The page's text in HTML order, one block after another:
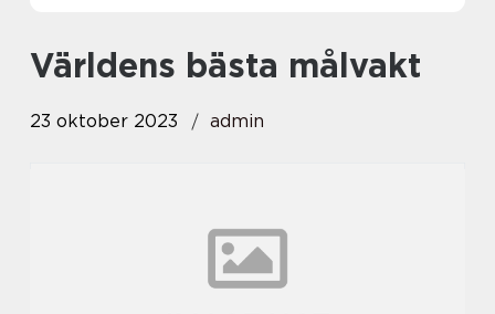
världens bästa målvakt
23 oktober 2023 admin